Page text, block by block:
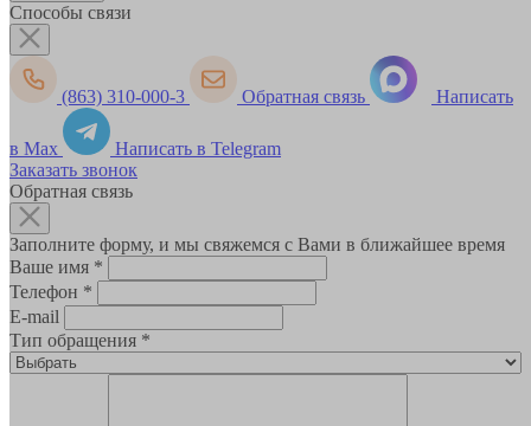
Способы связи
(863) 310-000-3 Обратная связь Написать
в Max
Написать в Telegram
Заказать звонок
Обратная связь
Заполните форму, и мы свяжемся с Вами в ближайшее время
Ваше имя *
Телефон *
E-mail
Тип обращения *